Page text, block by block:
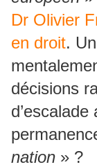
Dr Olivier
en droit.
décisions
nation » ?